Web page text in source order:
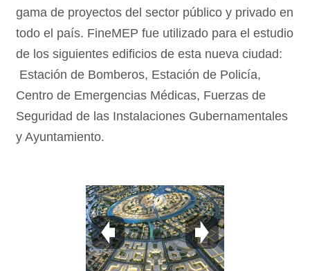
gama de proyectos del sector público y privado en
todo el país. FineMEP fue utilizado para el estudio
de los siguientes edificios de esta nueva ciudad:
Estación de Bomberos, Estación de Policía,
Centro de Emergencias Médicas, Fuerzas de
Seguridad de las Instalaciones Gubernamentales
y Ayuntamiento.